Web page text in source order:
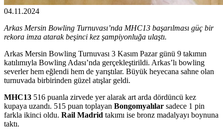
04.11.2024
Arkas Mersin Bowling Turnuvası’nda MHC13 başarılması güç bir
rekora imza atarak beşinci kez şampiyonluğa ulaştı.
Arkas Mersin Bowling Turnuvası 3 Kasım Pazar günü 9 takımın
katılımıyla Bowling Adası’nda gerçekleştirildi. Arkas’lı bowling
severler hem eğlendi hem de yarıştılar. Büyük heyecana sahne olan
turnuvada birbirinden güzel atışlar geldi.
MHC13 516 puanla zirvede yer alarak art arda dördüncü kez
kupaya uzandı. 515 puan toplayan Bongomyalılar sadece 1 pin
farkla ikinci oldu. Rail Madrid takımı ise bronz madalyayı boynuna
taktı.